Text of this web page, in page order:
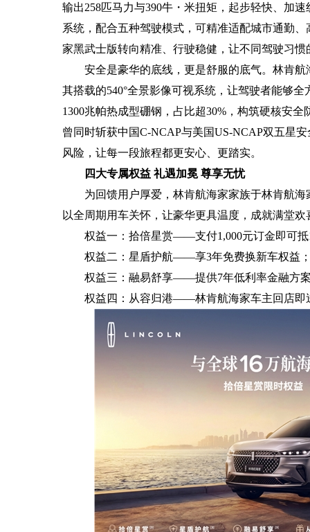
输出258匹马力与390牛・米扭矩，起步轻快、加
系统，配合五种驾驶模式，可精准适配城市通勤
家黑武士版转向精准、行驶稳健，让不同驾驶习
安全是豪华的底线，更是舒服的底气。林肯
其搭载的540°全景影像可视系统，让驾驶者能够
1300兆帕热成型硼钢，占比超30%，构筑硬核安
曾同时斩获中国C-NCAP与美国US-NCAP双五星
风险，让每一段旅程都更安心、更踏实。
四大专属权益 礼遇加冕 尊享无忧
为回馈用户厚爱，林肯航海家家族于林肯航
以全周期用车关怀，让豪华更具温度，成就满堂欢
权益一：拾倍星赏——支付1,000元订金即可抵
权益二：星盾护航——享3年免费换新车权益
权益三：融易舒享——提供7年低利率金融方
权益四：从容归港——林肯航海家车主回店即